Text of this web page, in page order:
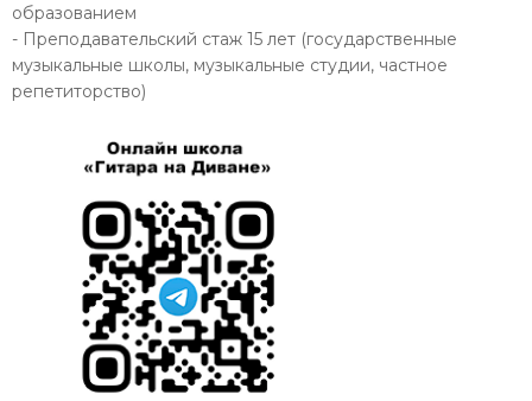
образованием
- Преподавательский стаж 15 лет (государственные
музыкальные школы, музыкальные студии, частное
репетиторство)